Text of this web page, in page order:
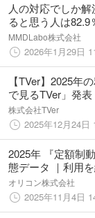
人の対応でしか
ると思う人は
いながら対応した
MMDLabo株式会社
2026年1月29日
【TVer】2025年
で見るTVer」発表
株式会社TVer
2025年12月24日
2025年 『定額制
態データ ｜利用
U-NEXT利用者は
合が81.6%で特に
満足度®調査）
オリコン株式会社
2025年11月4日